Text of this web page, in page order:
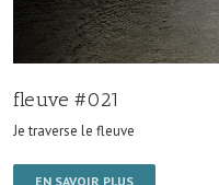
fleuve #021
Je traverse le fleuve
EN SAVOIR PLUS